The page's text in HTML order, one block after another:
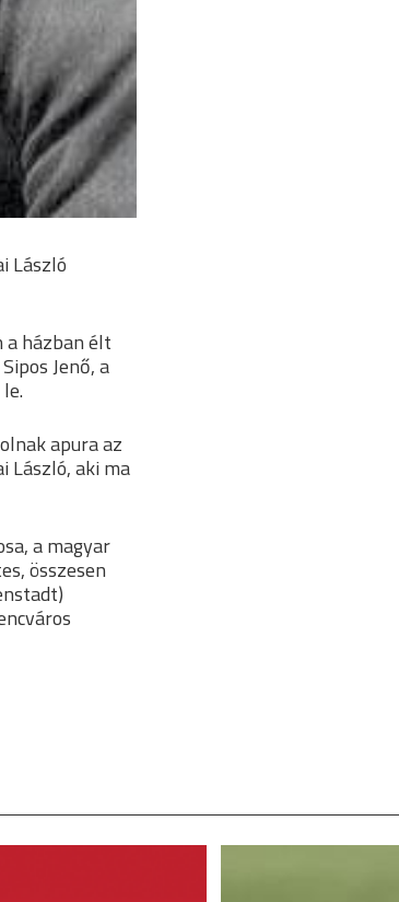
László
a házban élt
Jenő, a
apura az
László, aki ma
a magyar
összesen